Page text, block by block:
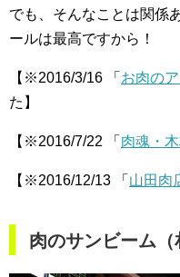
でも、そんなことは関係
ールは最高ですから！
【※2016/3/16 「 お肉の
た】
【※2016/7/22 「 肉魂・
【※2016/12/13 「 山田肉
肉のサンビーム（